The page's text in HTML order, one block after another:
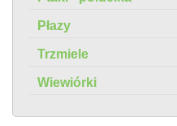
Płazy
Trzmiele
Wiewiórki